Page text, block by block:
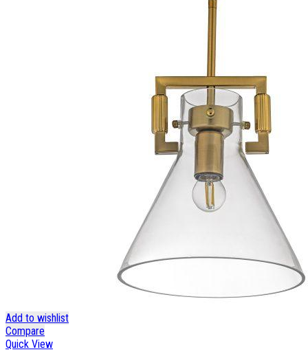
Add to wishlist
Compare
Quick View